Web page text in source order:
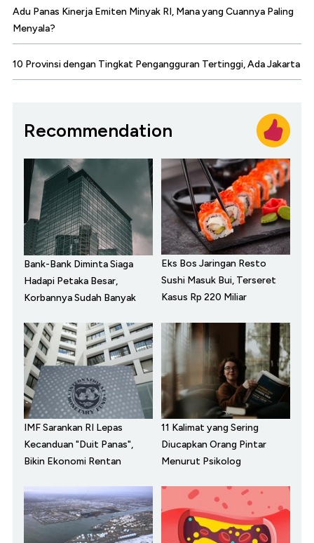
Adu Panas Kinerja Emiten Minyak RI, Mana yang Cuannya Paling
Menyala?
10 Provinsi dengan Tingkat Pengangguran Tertinggi, Ada Jakarta
Recommendation
Bank-Bank Diminta Siaga
Hadapi Petaka Besar,
Korbannya Sudah Banyak
Eks Bos Jaringan Resto
Sushi Masuk Bui, Terseret
Kasus Rp 220 Miliar
IMF Sarankan RI Lepas
Kecanduan "Duit Panas",
Bikin Ekonomi Rentan
11 Kalimat yang Sering
Diucapkan Orang Pintar
Menurut Psikolog